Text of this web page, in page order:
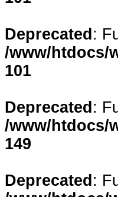
Deprecated :
/www/htdocs/
101
Deprecated :
/www/htdocs/
149
Deprecated :